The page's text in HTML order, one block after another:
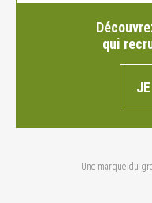
qui
Une marque du